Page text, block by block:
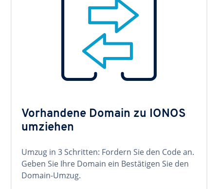
Vorhandene Domain zu IONOS
umziehen
Umzug in 3 Schritten: Fordern Sie den Code an.
Geben Sie Ihre Domain ein Bestätigen Sie den
Domain-Umzug.